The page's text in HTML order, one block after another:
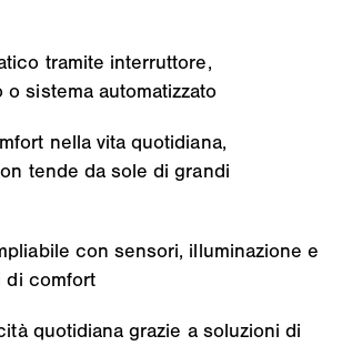
tramite interruttore,
o sistema automatizzato
nella vita quotidiana,
tende da sole di grandi
con sensori, illuminazione e
di comfort
quotidiana grazie a soluzioni di